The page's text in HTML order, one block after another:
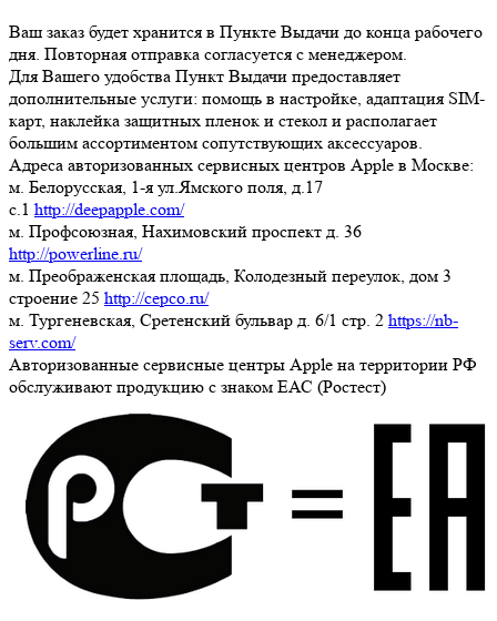
Ваш заказ будет хранится в Пункте Выдачи до конца рабочего
дня. Повторная отправка согласуется с менеджером.
Для Вашего удобства Пункт Выдачи предоставляет
дополнительные услуги: помощь в настройке, адаптация SIM-
карт, наклейка защитных пленок и стекол и располагает
большим ассортиментом сопутствующих аксессуаров.
Адреса авторизованных сервисных центров Apple в Москве:
м. Белорусская, 1-я ул.Ямского поля, д.17
c.1 http://deepapple.com/
м. Профсоюзная, Нахимовский проспект д. 36
http://powerline.ru/
м. Преображенская площадь, Колодезный переулок, дом 3
строение 25 http://cepco.ru/
м. Тургеневская, Сретенский бульвар д. 6/1 стр. 2 https://nb-
serv.com/
Авторизованные сервисные центры Apple на территории РФ
обслуживают продукцию с знаком ЕАС (Ростест)